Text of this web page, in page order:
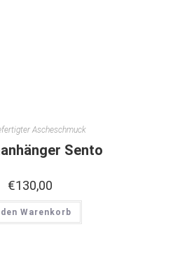
Ascheschmuck
Sento
€130,00
Warenkorb